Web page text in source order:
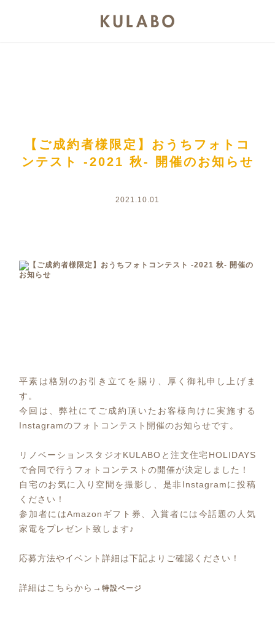
【ご成約者様限定】おうちフォトコ
ンテスト -2021 秋- 開催のお知らせ
2021.10.01
平素は格別のお引き立てを賜り、厚く御礼申し上げま
す。
今回は、弊社にてご成約頂いたお客様向けに実施する
Instagramのフォトコンテスト開催のお知らせです。
リノベーションスタジオKULABOと注文住宅HOLIDAYS
で合同で行うフォトコンテストの開催が決定しました！
自宅のお気に入り空間を撮影し、是非Instagramに投稿
ください！
参加者にはAmazonギフト券、入賞者には今話題の人気
家電をプレゼント致します♪
応募方法やイベント詳細は下記よりご確認ください！
詳細はこちらから→特設ページ